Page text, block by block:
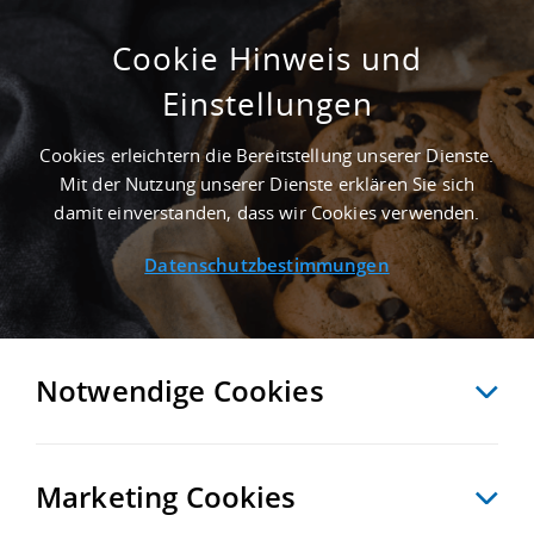
GEPFLEGT - 10.000 M² GEWERBEIMMOBILIE
IN KABELSKETAL NAHE FLUGHAFEN
LEIPZIG/HALLE - LANDKREIS SAALEKREIS
Startseite/ Immobiliensuche/ Detailansicht
ZURÜCK MERKEN VERGLEICHEN EXPORT PDF
Cookie Hinweis und
Einstellungen
Cookies erleichtern die Bereitstellung unserer Dienste.
Mit der Nutzung unserer Dienste erklären Sie sich
damit einverstanden, dass wir Cookies verwenden.
Datenschutzbestimmungen
Notwendige Cookies
Marketing Cookies